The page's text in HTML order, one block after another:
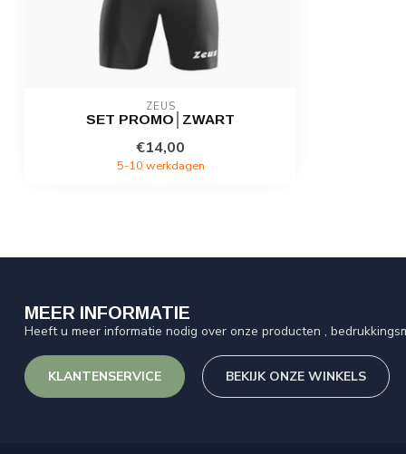
ZEUS
SET PROMO│ZWART
€14,00
5-10 werkdagen
MEER INFORMATIE
Heeft u meer informatie nodig over onze producten ,
KLANTENSERVICE BEKIJK ONZE WINKELS